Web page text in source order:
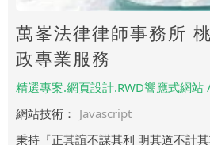
萬峯法律律師事務所
政專業服務
精選專案.網頁設計.RWD響應式網站
網站技術： Javascript
秉持『正其誼不謀其利 明其道不計